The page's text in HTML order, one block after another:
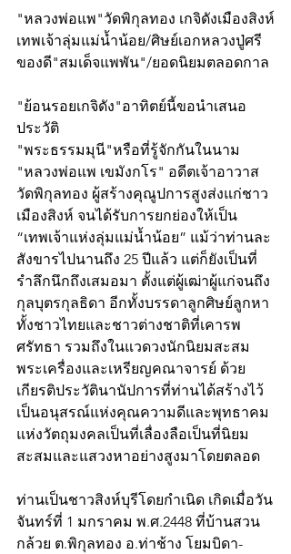
"หลวงพ่อแพ"วัดพิกุลทอง เกจิดังเมืองสิงห์
เทพเจ้าลุ่มแม่น้ำน้อย/ศิษย์เอกหลวงปู่ศรี
ของดี"สมเด็จแพพัน"/ยอดนิยมตลอดกาล
"ย้อนรอยเกจิดัง"อาทิตย์นี้ขอนำเสนอ
ประวัติ
"พระธรรมมุนี"หรือที่รู้จักกันในนาม
"หลวงพ่อแพ เขมังกโร" อดีตเจ้าอาวาส
วัดพิกุลทอง ผู้สร้างคุณูปการสูงส่งแก่ชาว
เมืองสิงห์ จนได้รับการยกย่องให้เป็น
“เทพเจ้าแห่งลุ่มแม่น้ำน้อย” แม้ว่าท่านละ
สังขารไปนานถึง 25 ปีแล้ว แต่ก็ยังเป็นที่
รำลึกนึกถึงเสมอมา ตั้งแต่ผู้เฒ่าผู้แก่จนถึง
กุลบุตรกุลธิดา อีกทั้งบรรดาลูกศิษย์ลูกหา
ทั้งชาวไทยและชาวต่างชาติที่เคารพ
ศรัทธา รวมถึงในแวดวงนักนิยมสะสม
พระเครื่องและเหรียญคณาจารย์ ด้วย
เกียรติประวัตินานัปการที่ท่านได้สร้างไว้
เป็นอนุสรณ์แห่งคุณความดีและพุทธาคม
แห่งวัตถุมงคลเป็นที่เลื่องลือเป็นที่นิยม
สะสมและแสวงหาอย่างสูงมาโดยตลอด
ท่านเป็นชาวสิงห์บุรีโดยกำเนิด เกิดเมื่อวัน
จันทร์ที่ 1 มกราคม พ.ศ.2448 ที่บ้านสวน
กล้วย ต.พิกุลทอง อ.ท่าช้าง โยมบิดา-